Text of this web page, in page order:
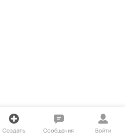
Создать Сообщения Войти